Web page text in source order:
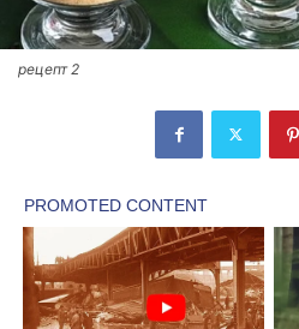
рецепт 2